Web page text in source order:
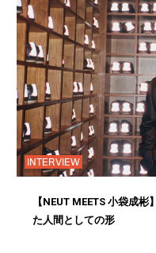
INTERVIEW
【NEUT MEETS 小袋成
た人間としての形